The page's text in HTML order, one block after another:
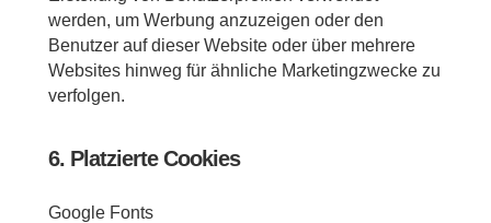
werden, um Werbung anzuzeigen oder den
Benutzer auf dieser Website oder über mehrere
Websites hinweg für ähnliche Marketingzwecke zu
verfolgen.
6. Platzierte Cookies
Google Fonts